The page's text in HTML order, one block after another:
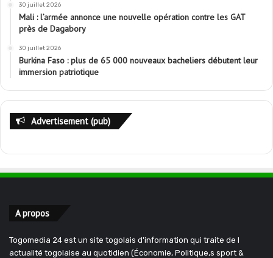
30 juillet 2026
Mali : l’armée annonce une nouvelle opération contre les GAT
près de Dagabory
30 juillet 2026
Burkina Faso : plus de 65 000 nouveaux bacheliers débutent leur
immersion patriotique
Advertisement (pub)
A propos
Togomedia 24 est un site togolais d'information qui traite de l
actualité togolaise au quotidien (Économie, Politique,s sport &